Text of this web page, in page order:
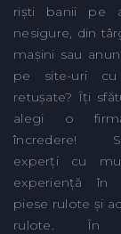
riști banii pe
nesigure, din
mașini sau
pe site-uri
retușate? Îți
alegi o
încredere!
experți cu
experiență în
piese rulote și
rulote. În